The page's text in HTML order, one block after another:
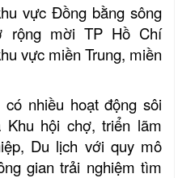
vực Đồng bằng sông
rộng mời TP Hồ Chí
vực miền Trung, miền
có nhiều hoạt động sôi
hội chợ, triển lãm
Du lịch với quy mô
gian trải nghiệm tìm